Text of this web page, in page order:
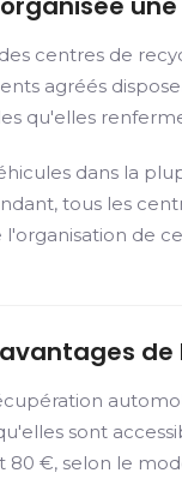
centres de
agréés
qu'elles
dans la
tous les
l'organisation de
sont
€, selon le